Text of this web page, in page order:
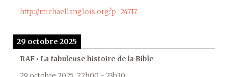
http://michaellanglois.org?p=24717
29 octobre 2025
RAF • La fabuleuse histoire de la Bible